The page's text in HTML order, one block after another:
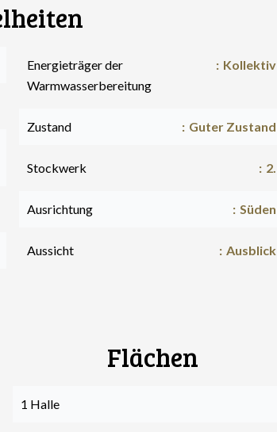
Energieträger der
Warmwasserbereitung
Kollektiv
Zustand Guter Zustand
Stockwerk 2.
Ausrichtung Süden
Aussicht Ausblick
Flächen
1 Halle